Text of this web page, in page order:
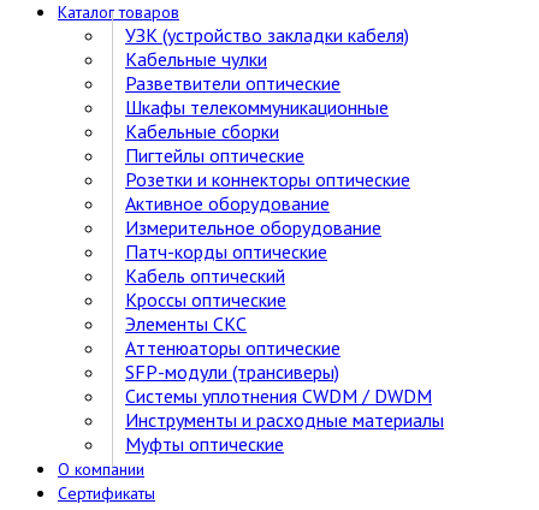
Каталог товаров
УЗК (устройство закладки кабеля)
Кабельные чулки
Разветвители оптические
Шкафы телекоммуникационные
Кабельные сборки
Пигтейлы оптические
Розетки и коннекторы оптические
Активное оборудование
Измерительное оборудование
Патч-корды оптические
Кабель оптический
Кроссы оптические
Элементы СКС
Аттенюаторы оптические
SFP-модули (трансиверы)
Cистемы уплотнения CWDM / DWDM
Инструменты и расходные материалы
Муфты оптические
О компании
Сертификаты